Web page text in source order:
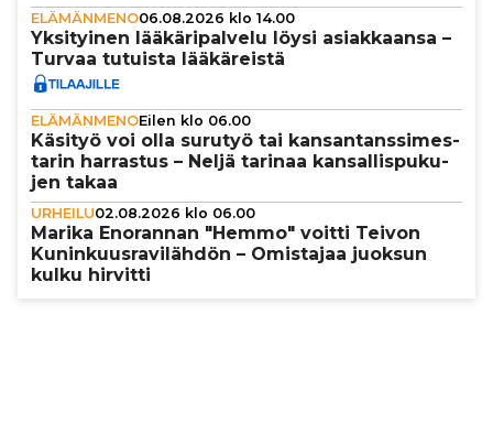
ELÄMÄNMENO06.08.2026 klo 14.00
Yksi­tyi­nen lää­kä­ri­pal­velu löysi asi­ak­kaansa –
Turvaa tutuista lää­kä­reistä
ELÄMÄNMENOEilen klo 06.00
Käsityö voi olla surutyö tai kan­san­tans­si­mes­
ta­rin harrastus – Neljä tarinaa kan­sal­lis­pu­ku­
jen takaa
URHEILU02.08.2026 klo 06.00
Marika Enorannan "Hemmo" voitti Teivon
Kunin­kuus­ra­vi­läh­dön – Omistajaa juoksun
kulku hirvitti